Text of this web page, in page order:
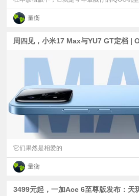
量衡
它们果然是相爱的
量衡